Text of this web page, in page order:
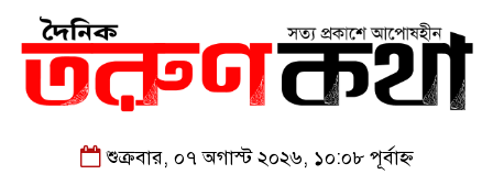
শুক্রবার, ০৭ অগাস্ট ২০২৬, ১০:০৮ পূর্বাহ্ন